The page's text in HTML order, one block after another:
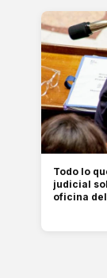
Todo lo
judicial
oficina